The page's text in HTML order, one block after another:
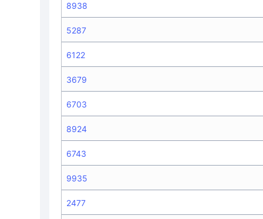
8938
5287
6122
3679
6703
8924
6743
9935
2477